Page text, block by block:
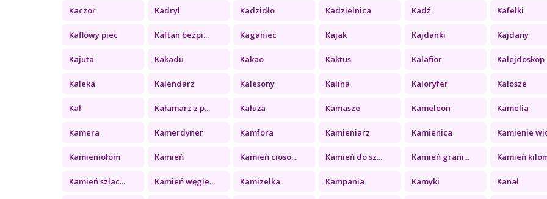
Kaczor Kadryl Kadzidło Kadzielnica Kadź Kafelki
Kaflowy piec Kaftan bezpi... Kaganiec Kajak Kajdanki Kajdany
Kajuta Kakadu Kakao Kaktus Kalafior Kalejdoskop
Kaleka Kalendarz Kalesony Kalina Kaloryfer Kalosze
Kał Kałamarz z p... Kałuża Kamasze Kameleon Kamelia
Kamera Kamerdyner Kamfora Kamieniarz Kamienica Kamienie
Kamieniołom Kamień Kamień cioso... Kamień do sz... Kamień grani... Kamień
Kamień szlac... Kamień węgie... Kamizelka Kampania Kamyki Kanał